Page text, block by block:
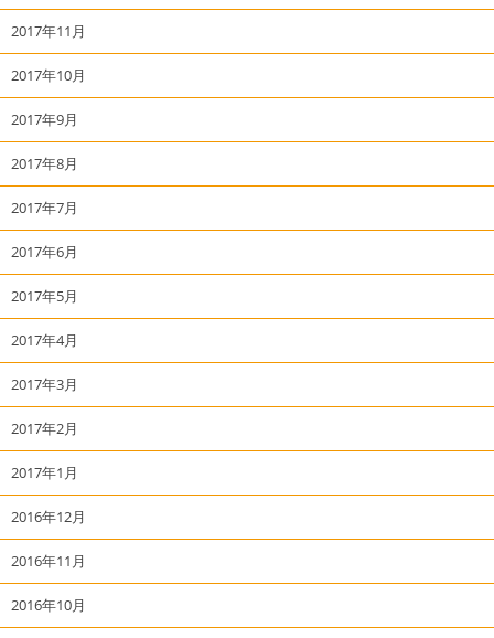
2017年11月
2017年10月
2017年9月
2017年8月
2017年7月
2017年6月
2017年5月
2017年4月
2017年3月
2017年2月
2017年1月
2016年12月
2016年11月
2016年10月